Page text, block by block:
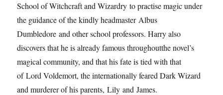
School of Witchcraft and Wizardry to practise magic under
the guidance of the kindly headmaster Albus
Dumbledore and other school professors. Harry also
discovers that he is already famous throughoutthe novel’s
magical community, and that his fate is tied with that
of Lord Voldemort, the internationally feared Dark Wizard
and murderer of his parents, Lily and James.